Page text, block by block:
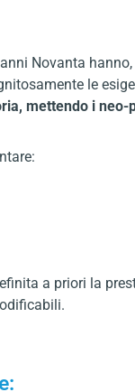
Novanta
le
mettendo i
a priori la